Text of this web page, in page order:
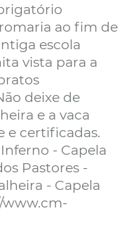
ao fim de
escola
vista para a
deixe de
e a vaca
e certificadas.
- Capela
Pastores -
- Capela
www.cm-